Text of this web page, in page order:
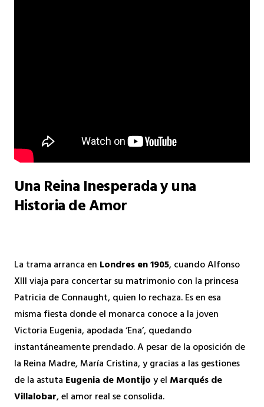
Una Reina Inesperada y una
Historia de Amor
La trama arranca en Londres en 1905, cuando Alfonso
XIII viaja para concertar su matrimonio con la princesa
Patricia de Connaught, quien lo rechaza. Es en esa
misma fiesta donde el monarca conoce a la joven
Victoria Eugenia, apodada ‘Ena’, quedando
instantáneamente prendado. A pesar de la oposición de
la Reina Madre, María Cristina, y gracias a las gestiones
de la astuta Eugenia de Montijoy el Marqués de
Villalobar, el amor real se consolida.